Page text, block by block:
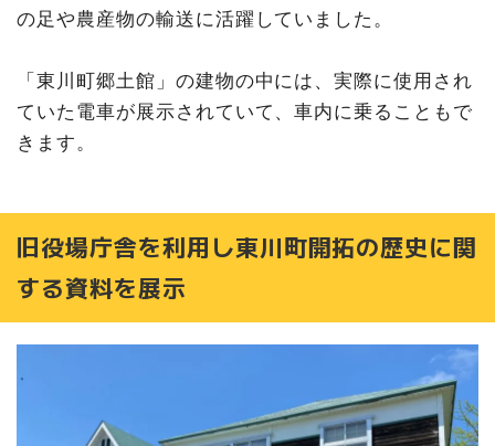
の足や農産物の輸送に活躍していました。
「東川町郷土館」の建物の中には、実際に使用され
ていた電車が展示されていて、車内に乗ることもで
きます。
旧役場庁舎を利用し東川町開拓の歴史に関
する資料を展示